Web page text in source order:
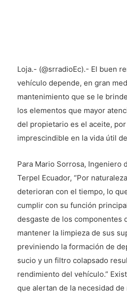
Loja.- (@srradioEc).- El buen
vehículo depende, en gran
mantenimiento que se le
los elementos que mayor
del propietario es el aceite,
imprescindible en la vida útil
Para Mario Sorrosa, Ingeniero
Terpel Ecuador, “Por
deterioran con el tiempo, lo
cumplir con su función
desgaste de los componentes
mantener la limpieza de sus
previniendo la formación de
sucio y un filtro colapsado
rendimiento del vehículo.”
que alertan de la necesidad